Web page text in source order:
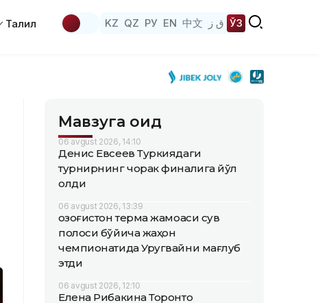
Таҳлил KZ QZ РУ EN 中文 ق ز ЎЗ
Мавзуга оид
06 avgust 2026, 14:10
Денис Евсеев Туркиядаги
турнирнинг чорак финалига йўл
олди
06 avgust 2026, 13:39
Қозоғистон терма жамоаси сув
полоси бўйича жаҳон
чемпионатида Уругвайни мағлуб
этди
06 avgust 2026, 12:10
Елена Рибакина Торонто